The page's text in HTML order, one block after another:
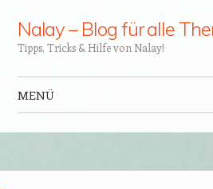
Nalay – Blog für alle
Tipps, Tricks & Hilfe von Nalay!
MENÜ